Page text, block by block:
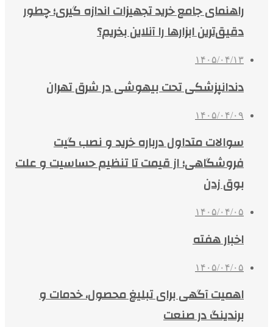
راهنمای جامع خرید تجهیزات اندازه گیری؛ چطور
دقیق‌ترین ابزارها را آنلاین بخریم؟
۱۴۰۵/۰۴/۱۳
دندانپزشکی تحت بیهوشی در شرق تهران
۱۴۰۵/۰۴/۰۹
سوالات متداول درباره خرید و نصب گیت
فروشگاهی؛ از قیمت تا تنظیم حساسیت و علت
بوق زدن
۱۴۰۵/۰۴/۰۵
اخبار هفته
۱۴۰۵/۰۴/۰۵
اهمیت آگهی برای تبلیغ محصول، خدمات و
برندینگ در صنعت